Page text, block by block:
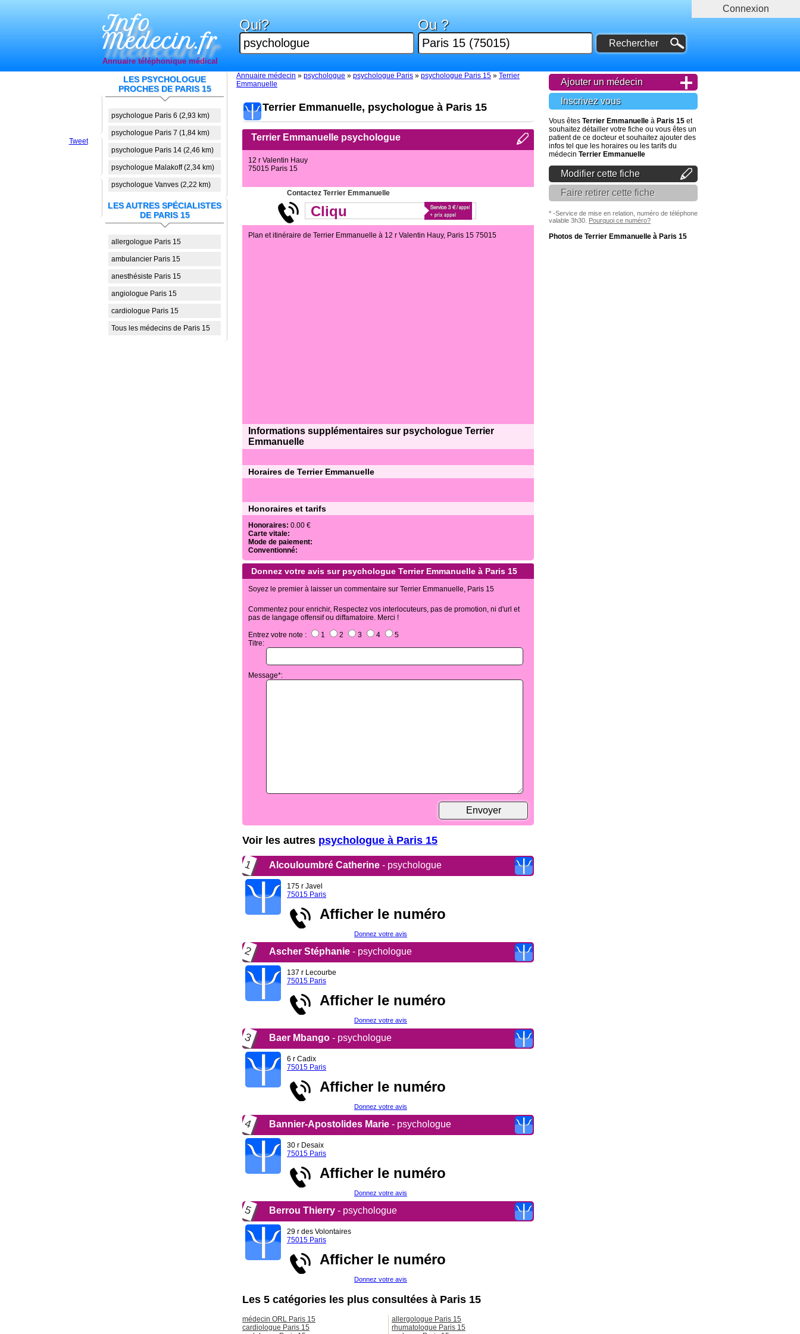
Tweet
Connexion
Info
Medecin.fr
Annuaire téléphonique médical
Qui? Ou ?
LES PSYCHOLOGUE
PROCHES DE PARIS 15
psychologue Paris 6 (2,93 km)
psychologue Paris 7 (1,84 km)
psychologue Paris 14 (2,46 km)
psychologue Malakoff (2,34 km)
psychologue Vanves (2,22 km)
LES AUTRES SPÉCIALISTES
DE PARIS 15
allergologue Paris 15
ambulancier Paris 15
anesthésiste Paris 15
angiologue Paris 15
cardiologue Paris 15
Tous les médecins de Paris 15
Annuaire médecin » psychologue » psychologue Paris » psychologue Paris 15 » Terrier
Emmanuelle
Terrier Emmanuelle, psychologue à Paris 15
Terrier Emmanuelle psychologue
12 r Valentin Hauy
75015 Paris 15
Contactez Terrier Emmanuelle
Cliqu
Plan et itinéraire de Terrier Emmanuelle à 12 r Valentin Hauy, Paris 15 75015
Informations supplémentaires sur psychologue Terrier
Emmanuelle
Horaires de Terrier Emmanuelle
Honoraires et tarifs
Honoraires: 0.00 €
Carte vitale:
Mode de paiement:
Conventionné:
Donnez votre avis sur psychologue Terrier Emmanuelle à Paris 15
Soyez le premier à laisser un commentaire sur Terrier Emmanuelle, Paris 15
Commentez pour enrichir, Respectez vos interlocuteurs, pas de promotion, ni d'url et
pas de langage offensif ou diffamatoire. Merci !
Entrez votre note : 1 2 3 4
5
Titre:
Message*:
Voir les autres psychologue à Paris 15
1 Alcouloumbré Catherine - psychologue
175 r Javel
75015 Paris
Afficher le numéro
Donnez votre avis
2 Ascher Stéphanie - psychologue
137 r Lecourbe
75015 Paris
Afficher le numéro
Donnez votre avis
3 Baer Mbango - psychologue
6 r Cadix
75015 Paris
Afficher le numéro
Donnez votre avis
4 Bannier-Apostolides Marie - psychologue
30 r Desaix
75015 Paris
Afficher le numéro
Donnez votre avis
5 Berrou Thierry - psychologue
29 r des Volontaires
75015 Paris
Afficher le numéro
Donnez votre avis
Les 5 catégories les plus consultées à Paris 15
médecin ORL Paris 15
cardiologue Paris 15
allergologue Paris 15
rhumatologue Paris 15
Ajouter un médecin
Inscrivez vous
Vous êtes Terrier Emmanuelle à Paris 15 et
souhaitez détailler votre fiche ou vous êtes un
patient de ce docteur et souhaitez ajouter des
infos tel que les horaires ou les tarifs du
médecin Terrier Emmanuelle
Modifier cette fiche
Faire retirer cette fiche
* -Service de mise en relation, numéro de téléphone
valable 3h30. Pourquoi ce numéro?
Photos de Terrier Emmanuelle à Paris 15